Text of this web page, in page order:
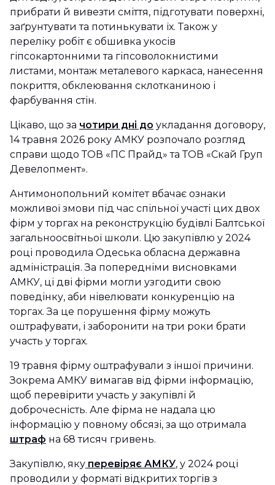
прибрати й вивезти сміття, підготувати поверхні,
заґрунтувати та потинькувати їх. Також у
переліку робіт є обшивка укосів
гіпсокартонними та гіпсоволокнистими
листами, монтаж металевого каркаса, нанесення
покриття, обклеювання склотканиною і
фарбування стін.
Цікаво, що за чотири дні до укладання договору,
14 травня 2026 року АМКУ розпочало розгляд
справи щодо ТОВ «ПС Прайд» та ТОВ «Скай Груп
Девелопмент».
Антимонопольний комітет вбачає ознаки
можливої змови під час спільної участі цих двох
фірм у торгах на реконструкцію будівлі Балтської
загальноосвітньої школи. Цю закупівлю у 2024
році проводила Одеська обласна державна
адміністрація. За попередніми висновками
АМКУ, ці дві фірми могли узгодити свою
поведінку, аби нівелювати конкуренцію на
торгах. За це порушення фірму можуть
оштрафувати, і заборонити на три роки брати
участь у торгах.
19 травня фірму оштрафували з іншої причини.
Зокрема АМКУ вимагав від фірми інформацію,
щоб перевірити участь у закупівлі й
доброчесність. Але фірма не надала цю
інформацію у повному обсязі, за що отримала
штраф на 68 тисяч гривень.
Закупівлю, яку перевіряє АМКУ, у 2024 році
проводили у форматі відкритих торгів з